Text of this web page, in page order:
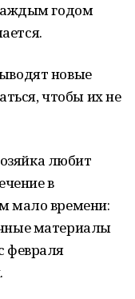
годом
новые
чтобы их не
любит
в
мало времени:
материалы
февраля